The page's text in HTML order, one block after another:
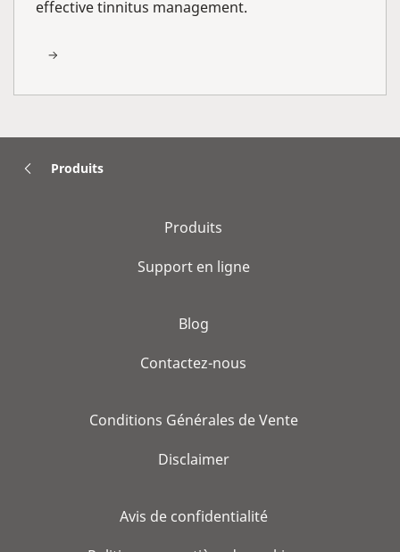
effective tinnitus management.
Produits
Produits
Support en ligne
Blog
Contactez-nous
Conditions Générales de Vente
Disclaimer
Avis de confidentialité